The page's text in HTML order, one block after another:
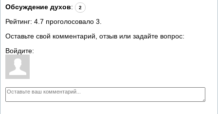
Обсуждение духов: 2
Рейтинг: 4.7 проголосовало 3
Оставьте свой комментарий, отзыв или задайте вопрос:
Войдите: